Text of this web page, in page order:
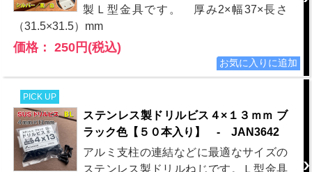
製Ｌ型金具です。 厚み2×幅37×長さ
（31.5×31.5）mm
価格： 250円(税込)
PICK UP
ステンレス製ドリルビス４×１３ｍｍ ブ
ラック色【５０本入り】 - JAN3642
アルミ支柱の連結などに最適なサイズの
ステンレス製ドリルねじです。Ｌ型金具